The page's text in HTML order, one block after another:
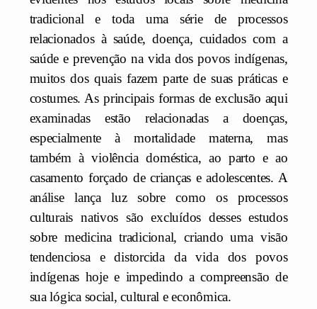
tradicional e toda uma série de processos
relacionados à saúde, doença, cuidados com a
saúde e prevenção na vida dos povos indígenas,
muitos dos quais fazem parte de suas práticas e
costumes. As principais formas de exclusão aqui
examinadas estão relacionadas a doenças,
especialmente à mortalidade materna, mas
também à violência doméstica, ao parto e ao
casamento forçado de crianças e adolescentes. A
análise lança luz sobre como os processos
culturais nativos são excluídos desses estudos
sobre medicina tradicional, criando uma visão
tendenciosa e distorcida da vida dos povos
indígenas hoje e impedindo a compreensão de
sua lógica social, cultural e econômica.